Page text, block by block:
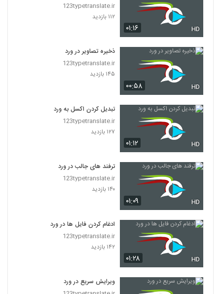
۰۱:۱۶ HD
123typetranslate.ir
۱۱۲ بازدید
۰۰:۵۸ HD
ذخیره تصاویر در ورد
123typetranslate.ir
۱۴۵ بازدید
۰۱:۱۲ HD
تبدیل کردن اکسل به ورد
123typetranslate.ir
۱۲۷ بازدید
۰۱:۰۹ HD
ترفند های جالب در ورد
123typetranslate.ir
۱۴۰ بازدید
۰۱:۲۸ HD
ادغام کردن فایل ها در ورد
123typetranslate.ir
۱۴۲ بازدید
ویرایش سریع در ورد